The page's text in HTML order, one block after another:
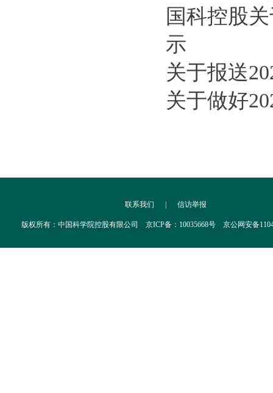
国科控股
示
关于报送
关于做好
联系我们 信访举报
版权所有：中国科学院控股有限公司 京ICP备：10035668号 京公网安备